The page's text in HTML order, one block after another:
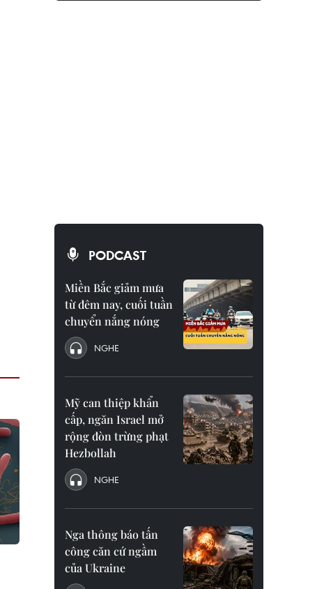
PODCAST
Miền Bắc giảm mưa
từ đêm nay, cuối tuần
chuyển nắng nóng
NGHE
Mỹ can thiệp khẩn
cấp, ngăn Israel mở
rộng đòn trừng phạt
Hezbollah
NGHE
Nga thông báo tấn
công căn cứ ngầm
của Ukraine